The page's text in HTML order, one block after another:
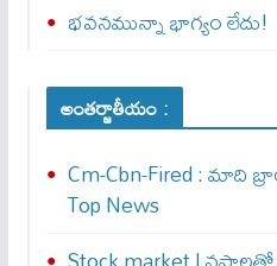
భవనమున్నా భాగ్యం లేదు!
అంతర్జాతీయం :
Cm-Cbn-Fired : మాది
Top News